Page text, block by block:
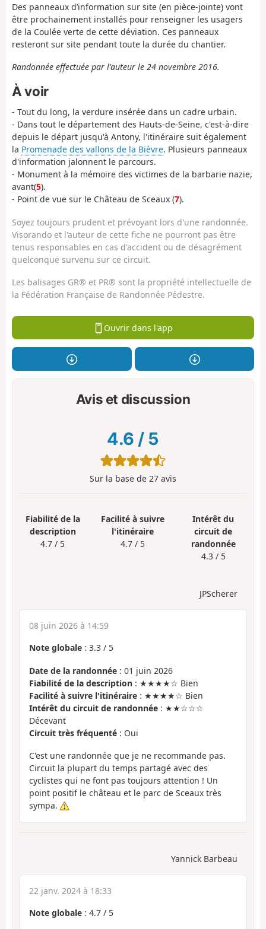
Des panneaux d’information sur site (en pièce-jointe) vont
être prochainement installés pour renseigner les usagers
de la Coulée verte de cette déviation. Ces panneaux
resteront sur site pendant toute la durée du chantier.
Randonnée effectuée par l'auteur le 24 novembre 2016.
À voir
- Tout du long, la verdure insérée dans un cadre urbain.
- Dans tout le département des Hauts-de-Seine, c'est-à-dire
depuis le départ jusqu'à Antony, l'itinéraire suit également
la Promenade des vallons de la Bièvre. Plusieurs panneaux
d'information jalonnent le parcours.
- Monument à la mémoire des victimes de la barbarie nazie,
avant(5).
- Point de vue sur le Château de Sceaux (7).
Soyez toujours prudent et prévoyant lors d'une randonnée.
Visorando et l'auteur de cette fiche ne pourront pas être
tenus responsables en cas d'accident ou de désagrément
quelconque survenu sur ce circuit.
Les balisages GR® et PR® sont la propriété intellectuelle de
la Fédération Française de Randonnée Pédestre.
Ouvrir dans l'app
Avis et discussion
4.6 / 5
Sur la base de 27 avis
Fiabilité de la
description
4.7 / 5
Facilité à suivre
l'itinéraire
4.7 / 5
Intérêt du
circuit de
randonnée
4.3 / 5
JPScherer
08 juin 2026 à 14:59
Note globale : 3.3 / 5
Date de la randonnée : 01 juin 2026
Fiabilité de la description : ★★★★☆ Bien
Facilité à suivre l'itinéraire : ★★★★☆ Bien
Intérêt du circuit de randonnée : ★★☆☆☆
Décevant
Circuit très fréquenté : Oui
C'est une randonnée que je ne recommande pas.
Circuit la plupart du temps partagé avec des
cyclistes qui ne font pas toujours attention ! Un
point positif le château et le parc de Sceaux très
sympa.
Yannick Barbeau
22 janv. 2024 à 18:33
Note globale : 4.7 / 5